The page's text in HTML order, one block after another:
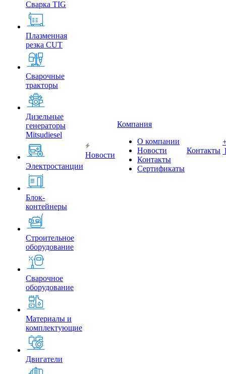
Сварка TIG
Плазменная
резка CUT
Сварочные
тракторы
Дизельные
генераторы
Mitsudiesel
Электростанции
Блок-
контейнеры
Строительное
оборудование
Сварочное
оборудование
Материалы и
комплектующие
Двигатели
Новости
Компания
О компании
Новости
Контакты
Сертификаты
Контакты